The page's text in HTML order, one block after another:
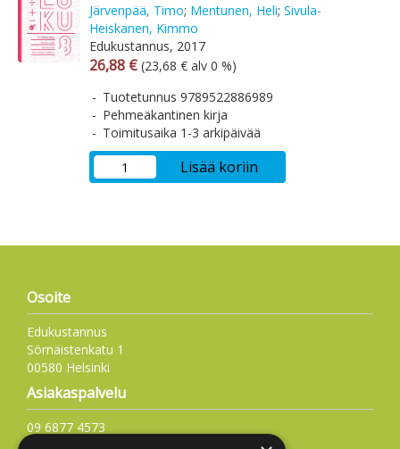
Järvenpää, Timo; Mentunen, Heli; Sivula-
Heiskanen, Kimmo
Edukustannus, 2017
Arvonlisäverollinen hinta
26,88 € Arvonlisäveroton hinta
(23,68 € alv 0 %)
Tuotetunnus 9789522886989
Pehmeäkantinen kirja
Toimitusaika 1-3 arkipäivää
Lisää koriin
Osoite
Edukustannus
Sörnäistenkatu 1
00580 Helsinki
Asiakaspalvelu
09 6877 4573